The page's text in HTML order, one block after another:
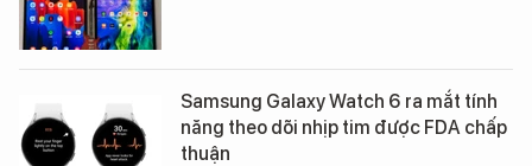
Samsung Galaxy Watch 6 ra mắt tính
năng theo dõi nhịp tim được FDA chấp
thuận